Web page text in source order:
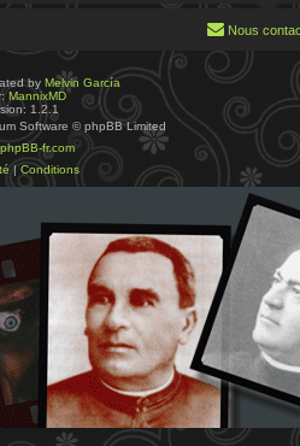
Nous
by Melvin García
MannixMD
1.2.1
Software © phpBB Limited
phpBB-fr.com
|Conditions